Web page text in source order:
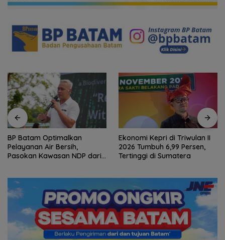
BP Batam Optimalkan
Pelayanan Air Bersih,
Pasokan Kawasan NDP dari
Ekonomi Kepri di Triwulan II
2026 Tumbuh 6,99 Persen,
Tertinggi di Sumatera